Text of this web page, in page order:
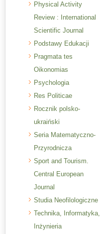
Physical Activity
Review : International
Scientific Journal
Podstawy Edukacji
Pragmata tes
Oikonomias
Psychologia
Res Politicae
Rocznik polsko-
ukraiński
Seria Matematyczno-
Przyrodnicza
Sport and Tourism.
Central European
Journal
Studia Neofilologiczne
Technika, Informatyka,
Inżynieria